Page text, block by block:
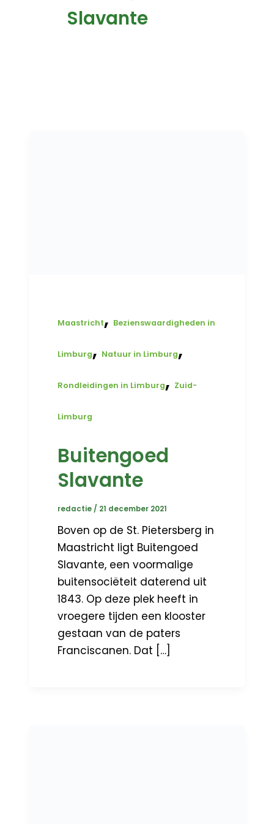
Slavante
Maastricht, Bezienswaardigheden in
Limburg, Natuur in Limburg,
Rondleidingen in Limburg, Zuid-
Limburg
Buitengoed
Slavante
redactie / 21 december 2021
Boven op de St. Pietersberg in
Maastricht ligt Buitengoed
Slavante, een voormalige
buitensociëteit daterend uit
1843. Op deze plek heeft in
vroegere tijden een klooster
gestaan van de paters
Franciscanen. Dat […]